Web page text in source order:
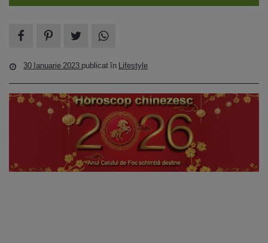
30 Ianuarie 2023 publicat în Lifestyle